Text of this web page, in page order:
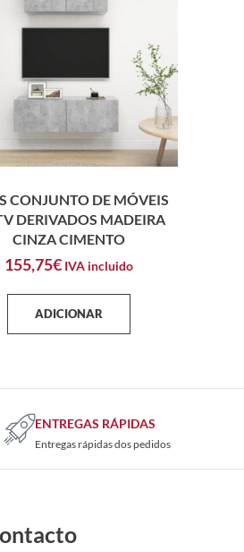
CONJUNTO DE MÓVEIS
DERIVADOS MADEIRA
CINZA CIMENTO
155,75€ IVA incluido
ADICIONAR
ENTREGAS RÁPIDAS
Entregas rápidas dos pedidos